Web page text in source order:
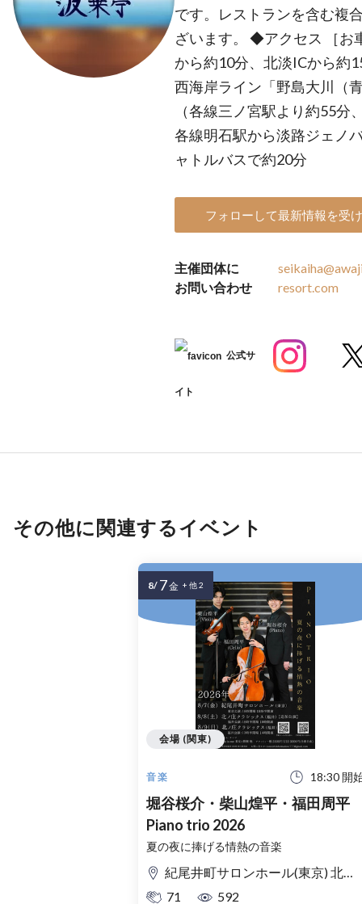
です。レストランを含む複
ざいます。 ◆アクセス ［
から約10分、北淡ICから約
西海岸ライン「野島大川（
（各線三ノ宮駅より約55分
各線明石駅から淡路ジェノ
ャトルバスで約20分
フォローして最新情報を受
主催団体に
お問い合わせ
resort.com
公式サ
イト
その他に関連するイベント
音楽 18:30 開
堀谷桜介・柴山煌平・福田周平
Piano trio 2026
夏の夜に捧げる情熱の音楽
紀尾井町サロンホール(東京) 北ノ庄クラシックス(福井)
71
592
会場 (関東)
8/ 7金 + 他 2